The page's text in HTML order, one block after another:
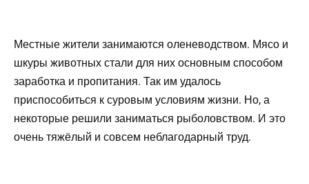
Местные жители занимаются оленеводством. Мясо и
шкуры животных стали для них основным способом
заработка и пропитания. Так им удалось
приспособиться к суровым условиям жизни. Но, а
некоторые решили заниматься рыболовством. И это
очень тяжёлый и совсем неблагодарный труд.